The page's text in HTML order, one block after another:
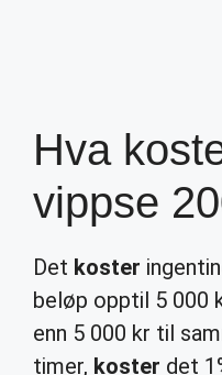
Hva
vippse
Det koster
beløp opptil 5 000
enn 5 000 kr til
timer, koster det